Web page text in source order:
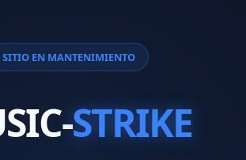
SITIO EN MANTENIMIENTO
STRIKE